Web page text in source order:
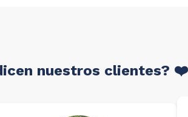
nuestros clientes?